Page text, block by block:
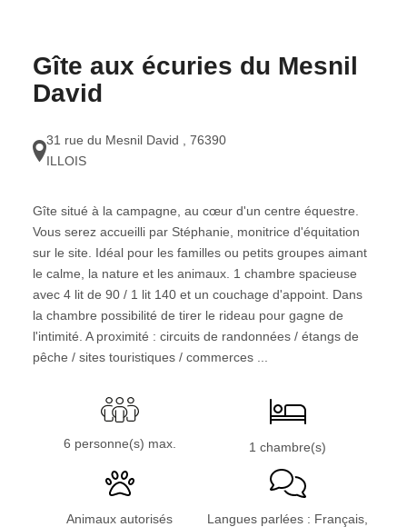
Gîte aux écuries du Mesnil
David
31 rue du Mesnil David
76390
ILLOIS
Gîte situé à la campagne, au cœur d'un centre équestre.
Vous serez accueilli par Stéphanie, monitrice d'équitation
sur le site. Idéal pour les familles ou petits groupes aimant
le calme, la nature et les animaux. 1 chambre spacieuse
avec 4 lit de 90 / 1 lit 140 et un couchage d'appoint. Dans
la chambre possibilité de tirer le rideau pour gagne de
l'intimité. A proximité : circuits de randonnées / étangs de
pêche / sites touristiques / commerces ...
6 personne(s) max. 1 chambre(s)
Animaux autorisés
Langues parlées : Français,